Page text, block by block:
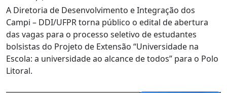
A Diretoria de Desenvolvimento e Integração dos
Campi – DDI/UFPR torna público o edital de abertura
das vagas para o processo seletivo de estudantes
bolsistas do Projeto de Extensão “Universidade na
Escola: a universidade ao alcance de todos” para o Polo
Litoral.